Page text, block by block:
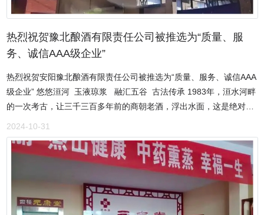
会责任。在疫情防控这场没有硝烟的阻击战中，2020年分别向街道办
事处、学样、企事业单位等坚守在疫情防控一线的工作人员，捐赠价
值两万余元的防护衣、护目镜、消毒液及生活用品等防护物资；2022
年向北关区慈善总会捐款三万元，又紧急购买酒精、口罩和免洗手消
防疫物资，用于疫情防控，用实实在在的行动，为打赢疫情防控阻击
战贡献力量。除此之外，公司先后在捐资助学、疫情防控等向社会捐
助数十万元。2021年5月，常保智被评为安阳市北关区劳动模范先进
者，在全国第七届道德教育新闻人物评选活动中，常保智被授予“全国
第七届道德教育新闻人物”荣誉称号。先进事迹被《人民日报》人民
号、今日头条、搜狐、百度、腾讯、《中国现代文化报》、315消费
热烈祝贺豫北酿酒有限责任公司被推选为“质量、服
务、诚信AAA级企业”
热烈祝贺安阳豫北酿酒有限责任公司被推选为“质量、服务、诚信AAA
级企业” 悠悠洹河 玉液琼浆 融汇五谷 古法传承 1983年，洹水河畔
的一次考古，让三千三百多年前的商朝老酒，浮出水面，这是绝对的
陈年佳酿，凝聚着遥远祖先的智慧。从商朝老酒到洹河玉液，经历了
历史与岁月的沉淀，一脉相承，见证着中华酒文化的悠长与厚重。
1958年，洹河南岸数十家白酒作坊进行重组，成立了安阳市真正意义
上的第一家酒厂，并注册“洹河”商标，大批量生产玉液、大曲、特
曲、二曲等优质系列白酒，远销大江南北，洹河玉液迎来了一个崭新
的时代。六七十年代，安阳酒厂与五粮液酒厂交流酿酒技术后，按照
传统五粮工艺建池选料，融汇五谷精华，采用太行山脉地下深井矿泉
2024-10-31